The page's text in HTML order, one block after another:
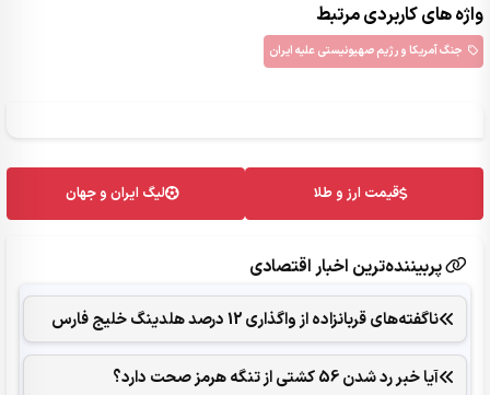
واژه های کاربردی مرتبط
جنگ آمریکا و رژیم صهیونیستی علیه ایران
قیمت ارز و طلا لیگ ایران و جهان
پربیننده‌ترین اخبار اقتصادی
ناگفته‌های قربانزاده از واگذاری 12 درصد هلدینگ خلیج فارس
آیا خبر رد شدن 56 کشتی از تنگه هرمز صحت دارد؟